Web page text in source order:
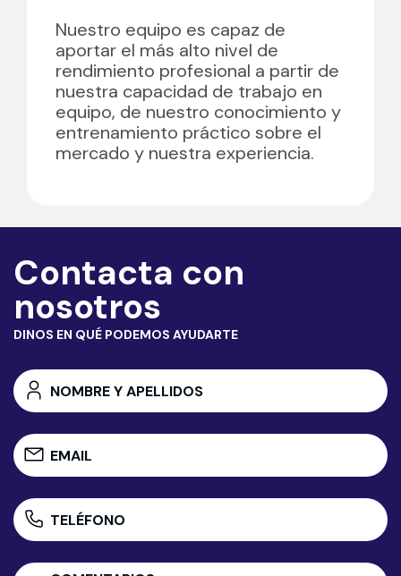
Nuestro equipo es capaz de
aportar el más alto nivel de
rendimiento profesional a partir de
nuestra capacidad de trabajo en
equipo, de nuestro conocimiento y
entrenamiento práctico sobre el
mercado y nuestra experiencia.
Contacta con
nosotros
DINOS EN QUÉ PODEMOS AYUDARTE